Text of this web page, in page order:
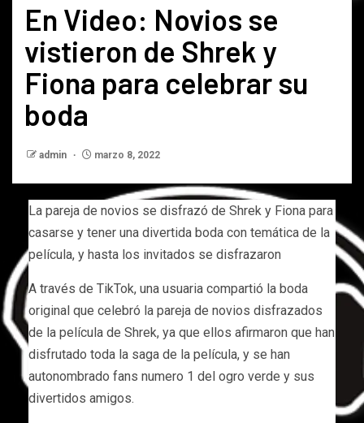
En Video: Novios se
vistieron de Shrek y
Fiona para celebrar su
boda
admin marzo 8, 2022
La pareja de novios se disfrazó de Shrek y Fiona para
casarse y tener una divertida boda con temática de la
película, y hasta los invitados se disfrazaron
A través de TikTok, una usuaria compartió la boda
original que celebró la pareja de novios disfrazados
de la película de Shrek, ya que ellos afirmaron que han
disfrutado toda la saga de la película, y se han
autonombrado fans numero 1 del ogro verde y sus
divertidos amigos.